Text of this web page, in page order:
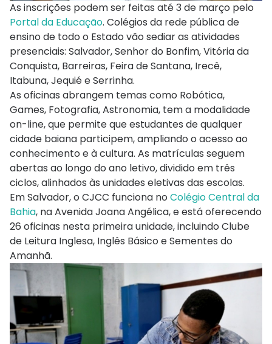
As inscrições podem ser feitas até 3 de março pelo
Portal da Educação. Colégios da rede pública de
ensino de todo o Estado vão sediar as atividades
presenciais: Salvador, Senhor do Bonfim, Vitória da
Conquista, Barreiras, Feira de Santana, Irecê,
Itabuna, Jequié e Serrinha.
As oficinas abrangem temas como Robótica,
Games, Fotografia, Astronomia, tem a modalidade
on-line, que permite que estudantes de qualquer
cidade baiana participem, ampliando o acesso ao
conhecimento e à cultura. As matrículas seguem
abertas ao longo do ano letivo, dividido em três
ciclos, alinhados às unidades eletivas das escolas.
Em Salvador, o CJCC funciona no Colégio Central da
Bahia, na Avenida Joana Angélica, e está oferecendo
26 oficinas nesta primeira unidade, incluindo Clube
de Leitura Inglesa, Inglês Básico e Sementes do
Amanhã.